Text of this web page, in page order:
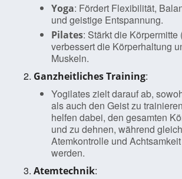
Yoga: Fördert Flexibilität,
und geistige Entspannung.
Pilates: Stärkt die Körpermitte
verbessert die Körperhaltung
Muskeln.
Ganzheitliches Training:
Yogilates zielt darauf ab,
als auch den Geist zu
helfen dabei, den gesamten
und zu dehnen, während
Atemkontrolle und
werden.
Atemtechnik: